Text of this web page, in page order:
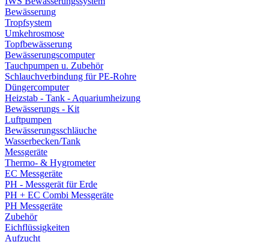
Bewässerung
Tropfsystem
Umkehrosmose
Topfbewässerung
Bewässerungscomputer
Tauchpumpen u. Zubehör
Schlauchverbindung für PE-Rohre
Düngercomputer
Heizstab - Tank - Aquariumheizung
Bewässerungs - Kit
Luftpumpen
Bewässerungsschläuche
Wasserbecken/Tank
Messgeräte
Thermo- & Hygrometer
EC Messgeräte
PH - Messgerät für Erde
PH + EC Combi Messgeräte
PH Messgeräte
Zubehör
Eichflüssigkeiten
Aufzucht